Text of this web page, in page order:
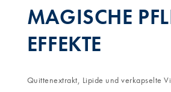
Quittenextrakt, Lipide und verkapselte
MAGISCHE
EFFEKTE